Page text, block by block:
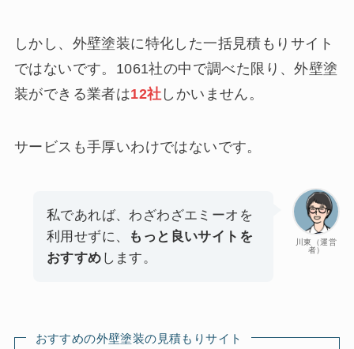
しかし、外壁塗装に特化した一括見積もりサイト
ではないです。1061社の中で調べた限り、外壁塗
装ができる業者は12社 しかいません。
サービスも手厚いわけではないです。
川東（運営
者）
私であれば、わざわざエミーオを
利用せずに、
もっと良いサイトを
おすすめ します。
おすすめの外壁塗装の見積もりサイト